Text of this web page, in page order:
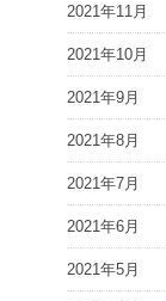
2021年11月
2021年10月
2021年9月
2021年8月
2021年7月
2021年6月
2021年5月